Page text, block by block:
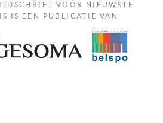
VOOR NIEUWSTE
IS EEN PUBLICATIE VAN